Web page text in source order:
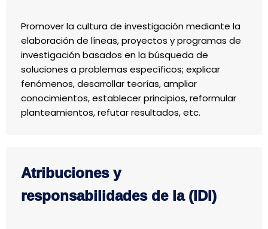
Promover la cultura de investigación mediante la
elaboración de líneas, proyectos y programas de
investigación basados en la búsqueda de
soluciones a problemas específicos; explicar
fenómenos, desarrollar teorías, ampliar
conocimientos, establecer principios, reformular
planteamientos, refutar resultados, etc.
Atribuciones y
responsabilidades de la (IDI)